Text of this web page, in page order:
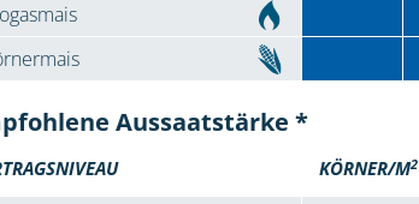
Aussaatstärke *
KÖRNER/M2